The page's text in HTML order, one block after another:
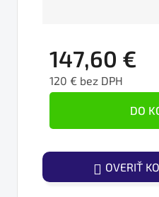
147,60 €
120 € bez DPH
DO
OVERIŤ